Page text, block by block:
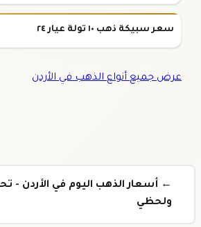
سعر سبيكة ذهب ١٠ تولة عيار ٢٤
عرض جميع أنواع الذهب في الأردن
← أسعار الذهب اليوم في الأردن -
ولحظي